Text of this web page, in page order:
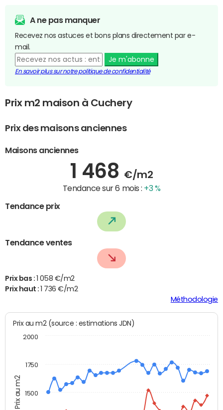
A ne pas manquer
Recevez nos astuces et bons plans directement par e-
mail.
Je m'abonne
En savoir plus sur notre politique de confidentialité
Prix m2 maison à Cuchery
Prix des maisons anciennes
Maisons anciennes
1 468 €/m2
Tendance sur 6 mois : +3 %
Tendance prix
Tendance ventes
Prix bas :
1 058 €/m2
Prix haut :
1 736 €/m2
Méthodologie
Prix au m2
Prix au m2 (source : estimations JDN)
2000
1500
1750